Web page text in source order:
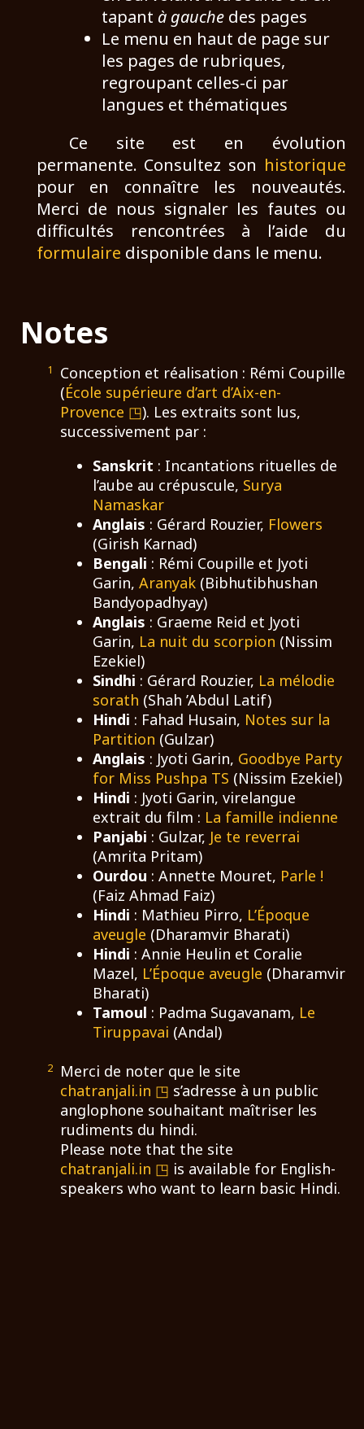
tapant à gauchedes pages
Le menu en haut de page sur
les pages de rubriques,
regroupant celles-ci par
langues et thématiques
Ce site est en évolution
permanente. Consultez son historique
pour en connaître les nouveautés.
Merci de nous signaler les fautes ou
difficultés rencontrées à l’aide du
formulaire disponible dans le menu.
Notes
1
Conception et réalisation : Rémi Coupille
(École supérieure d’art d’Aix-en-
Provence
). Les extraits sont lus,
successivement par :
Sanskrit : Incantations rituelles de
l’aube au crépuscule, Surya
Namaskar
Anglais : Gérard Rouzier, Flowers
(Girish Karnad)
Bengali : Rémi Coupille et Jyoti
Garin, Aranyak(Bibhutibhushan
Bandyopadhyay)
Anglais : Graeme Reid et Jyoti
Garin, La nuit du scorpion (Nissim
Ezekiel)
Sindhi : Gérard Rouzier, La mélodie
sorath (Shah ’Abdul Latif)
Hindi : Fahad Husain, Notes sur la
Partition (Gulzar)
Anglais : Jyoti Garin, Goodbye Party
for Miss Pushpa TS (Nissim Ezekiel)
Hindi : Jyoti Garin, virelangue
extrait du film : La famille indienne
Panjabi : Gulzar, Je te reverrai
(Amrita Pritam)
Ourdou : Annette Mouret, Parle !
(Faiz Ahmad Faiz)
Hindi : Mathieu Pirro, L’Époque
aveugle (Dharamvir Bharati)
Hindi : Annie Heulin et Coralie
Mazel, L’Époque aveugle (Dharamvir
Bharati)
Tamoul : Padma Sugavanam, Le
Tiruppavai (Andal)
2
Merci de noter que le site
chatranjali.in
s’adresse à un public
anglophone souhaitant maîtriser les
rudiments du hindi.
Please note that the site
chatranjali.in
is available for English-
speakers who want to learn basic Hindi.